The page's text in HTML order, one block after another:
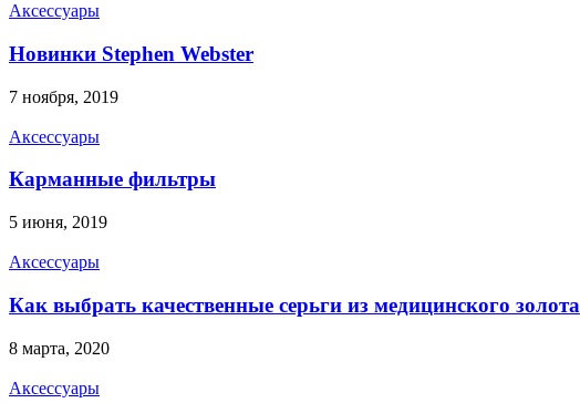
Аксессуары
Новинки Stephen Webster
7 ноября, 2019
Аксессуары
Карманные фильтры
5 июня, 2019
Аксессуары
Как выбрать качественные серьги из медицинского золота
8 марта, 2020
Аксессуары